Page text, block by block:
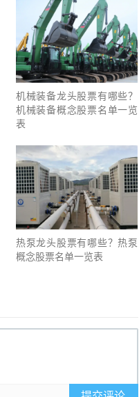
机械装备龙头股票有哪些？
机械装备概念股票名单一览
表
热泵龙头股票有哪些？热泵
概念股票名单一览表